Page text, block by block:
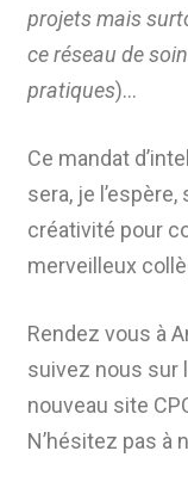
projets mais
ce réseau de
pratiques)…
Ce mandat
sera, je
créativité pour
merveilleux
Rendez vous à
suivez nous sur
nouveau site
N’hésitez pas à